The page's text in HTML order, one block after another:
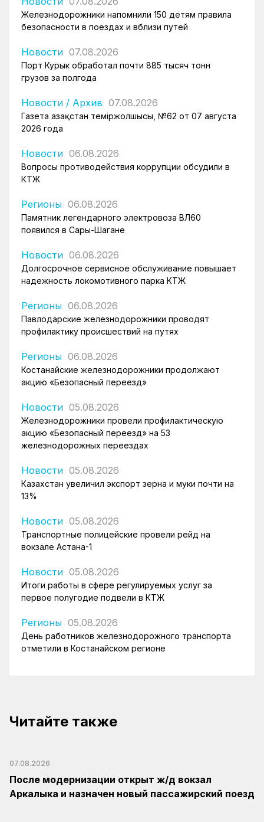
Железнодорожники напомнили 150 детям правила
безопасности в поездах и вблизи путей
Новости 07.08.2026
Порт Курык обработал почти 885 тысяч тонн
грузов за полгода
Новости / Архив 07.08.2026
Газета Қазақстан теміржолшысы, №62 от 07 августа
2026 года
Новости 06.08.2026
Вопросы противодействия коррупции обсудили в
КТЖ
Регионы 06.08.2026
Памятник легендарного электровоза ВЛ60
появился в Сары-Шагане
Новости 06.08.2026
Долгосрочное сервисное обслуживание повышает
надежность локомотивного парка КТЖ
Регионы 06.08.2026
Павлодарские железнодорожники проводят
профилактику происшествий на путях
Регионы 06.08.2026
Костанайские железнодорожники продолжают
акцию «Безопасный переезд»
Новости 05.08.2026
Железнодорожники провели профилактическую
акцию «Безопасный переезд» на 53
железнодорожных переездах
Новости 05.08.2026
Казахстан увеличил экспорт зерна и муки почти на
13%
Новости 05.08.2026
Транспортные полицейские провели рейд на
вокзале Астана-1
Новости 05.08.2026
Итоги работы в сфере регулируемых услуг за
первое полугодие подвели в КТЖ
Регионы 05.08.2026
День работников железнодорожного транспорта
отметили в Костанайском регионе
Читайте также
07.08.2026
После модернизации открыт ж/д вокзал
Аркалыка и назначен новый пассажирский поезд